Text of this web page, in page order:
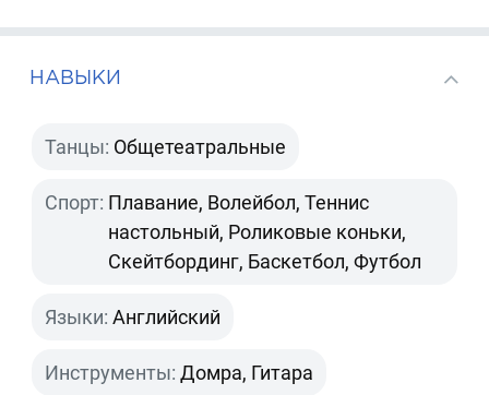
НАВЫКИ
Танцы: Общетеатральные
Спорт: Плавание, Волейбол, Теннис
настольный, Роликовые коньки,
Скейтбординг, Баскетбол, Футбол
Языки: Английский
Инструменты: Домра, Гитара